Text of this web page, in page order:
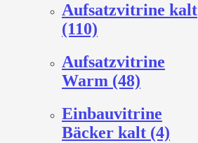
Aufsatzvitrine kalt
(110)
Aufsatzvitrine
Warm (48)
Einbauvitrine
Bäcker kalt (4)